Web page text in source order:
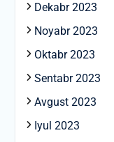
Dekabr 2023
Noyabr 2023
Oktabr 2023
Sentabr 2023
Avgust 2023
Iyul 2023